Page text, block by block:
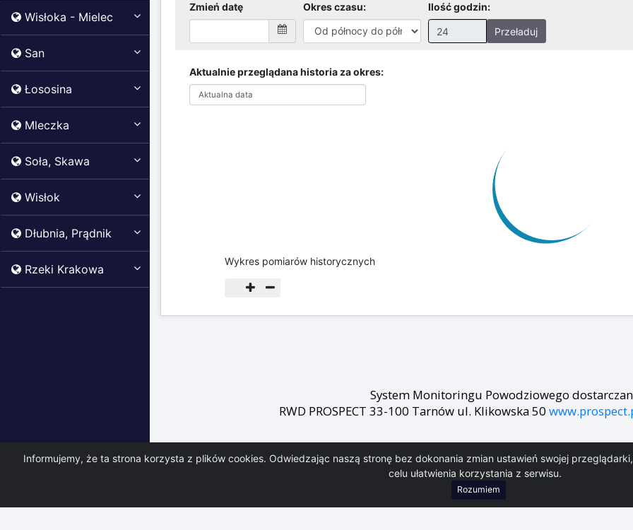
Welcome message
Informujemy, że ta strona korzysta z plików cookies. Odwiedzając naszą stronę bez dokonania zmian ustawień swojej
celu ułatwienia korzystania z serwisu.
Rozumiem
Wisłoka - Mielec
San
Łososina
Mleczka
Soła, Skawa
Wisłok
Dłubnia, Prądnik
Rzeki Krakowa
Zmień datę Okres czasu: Ilość godzin:
Przeładuj
Aktualnie przeglądana historia za okres:
Aktualna data
Wykres pomiarów historycznych
System Monitoringu Powodziowego
RWD PROSPECT 33-100 Tarnów ul. Klikowska 50
Layout zgodny z WCAG wykonała firma